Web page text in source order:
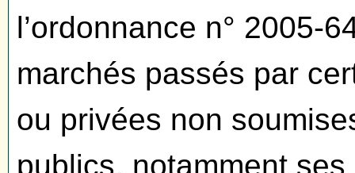
l’ordonnance n° 2005-
marchés passés par
ou privées non
publics, notamment